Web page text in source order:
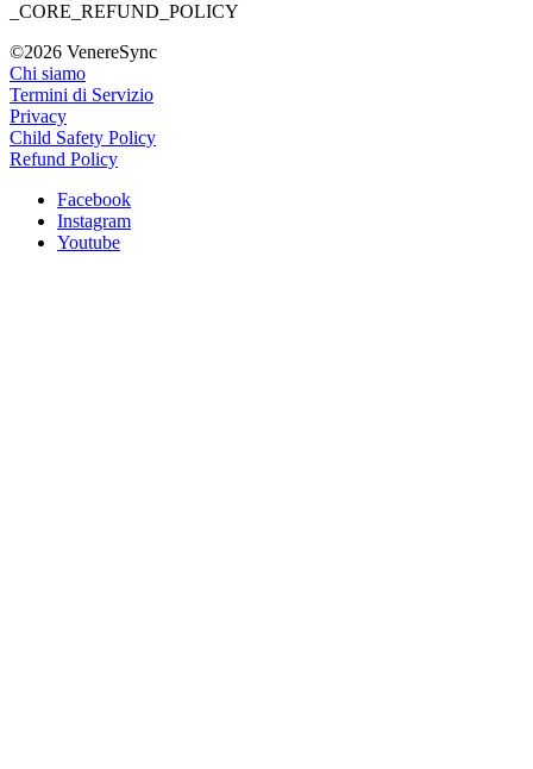
_CORE_REFUND_POLICY
©2026 VenereSync
Chi siamo
Termini di Servizio
Privacy
Child Safety Policy
Refund Policy
Facebook
Instagram
Youtube